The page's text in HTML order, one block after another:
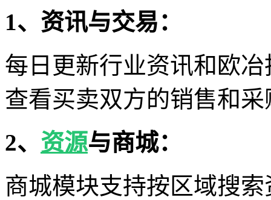
1、资讯与交易：
每日更新行业资讯和欧
查看买卖双方的销售和
2、 资源与商城：
商城模块支持按区域搜